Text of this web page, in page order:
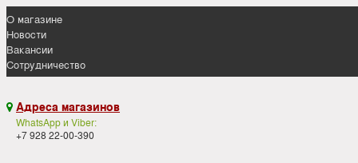
О магазине
Новости
Вакансии
Сотрудничество
 Адреса магазинов
WhatsApp и Viber:
+7 928 22-00-390